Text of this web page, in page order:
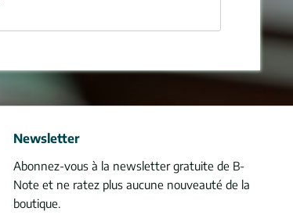
Newsletter
Abonnez-vous à la newsletter gratuite de B-
Note et ne ratez plus aucune nouveauté de la
boutique.